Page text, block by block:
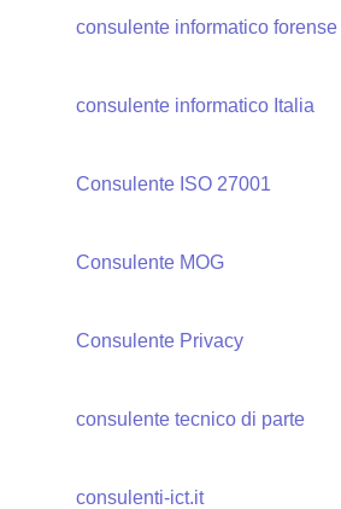
consulente informatico
consulente informatico Italia
Consulente ISO 27001
Consulente MOG
Consulente Privacy
consulente tecnico di parte
consulenti-ict.it